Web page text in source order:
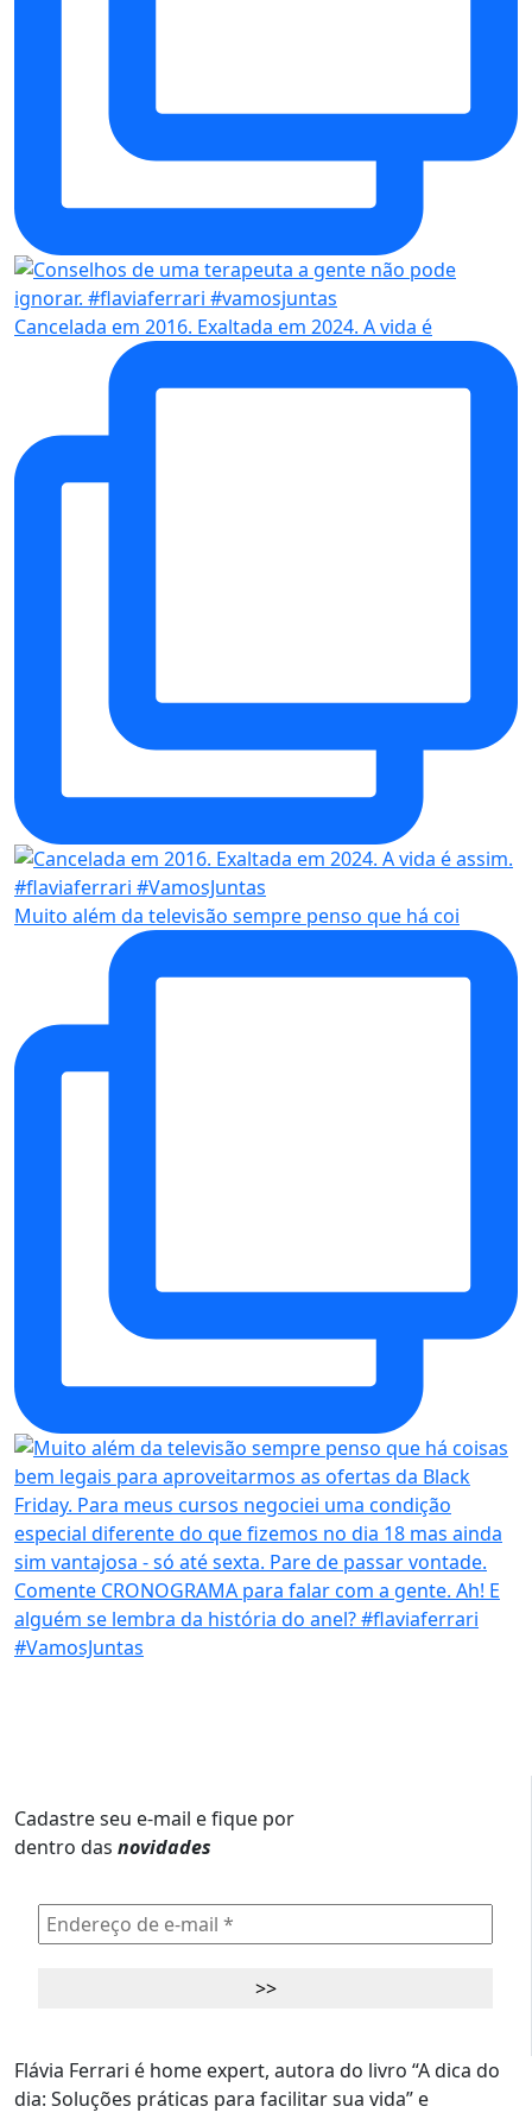
Cancelada em 2016. Exaltada em 2024. A vida é
Muito além da televisão sempre penso que há coi
Cadastre seu e-mail e fique por
dentro das novidades
Flávia Ferrari é home expert, autora do livro “A dica do
dia: Soluções práticas para facilitar sua vida” e